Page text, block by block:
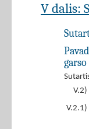
V dalis:
V.2)
V.2.1)